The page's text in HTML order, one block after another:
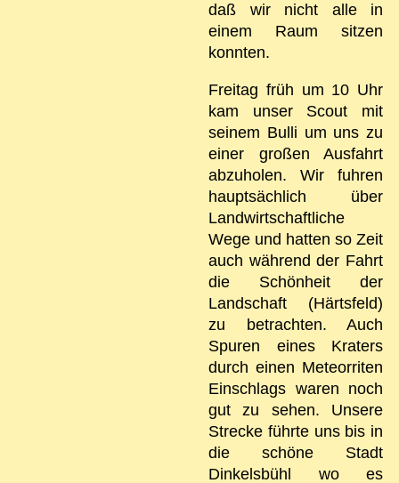
daß wir nicht alle in
einem Raum sitzen
konnten.
Freitag früh um 10 Uhr
kam unser Scout mit
seinem Bulli um uns zu
einer großen Ausfahrt
abzuholen. Wir fuhren
hauptsächlich über
Landwirtschaftliche
Wege und hatten so Zeit
auch während der Fahrt
die Schönheit der
Landschaft (Härtsfeld)
zu betrachten. Auch
Spuren eines Kraters
durch einen Meteorriten
Einschlags waren noch
gut zu sehen. Unsere
Strecke führte uns bis in
die schöne Stadt
Dinkelsbühl wo es